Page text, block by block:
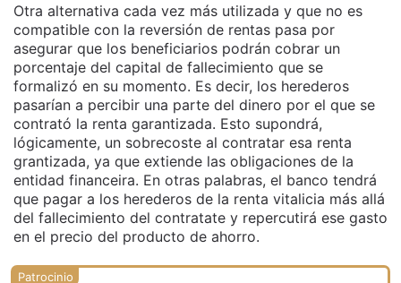
Otra alternativa cada vez más utilizada y que no es
compatible con la reversión de rentas pasa por
asegurar que los beneficiarios podrán cobrar un
porcentaje del capital de fallecimiento que se
formalizó en su momento. Es decir, los herederos
pasarían a percibir una parte del dinero por el que se
contrató la renta garantizada. Esto supondrá,
lógicamente, un sobrecoste al contratar esa renta
grantizada, ya que extiende las obligaciones de la
entidad financeira. En otras palabras, el banco tendrá
que pagar a los herederos de la renta vitalicia más allá
del fallecimiento del contratate y repercutirá ese gasto
en el precio del producto de ahorro.